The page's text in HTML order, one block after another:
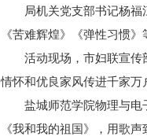
局机关党支部书记杨
《苦难辉煌》《弹性习惯
活动现场，市妇联宣传
情怀和优良家风传进千家万
盐城师范学院物理与电
《我和我的祖国》，用歌声